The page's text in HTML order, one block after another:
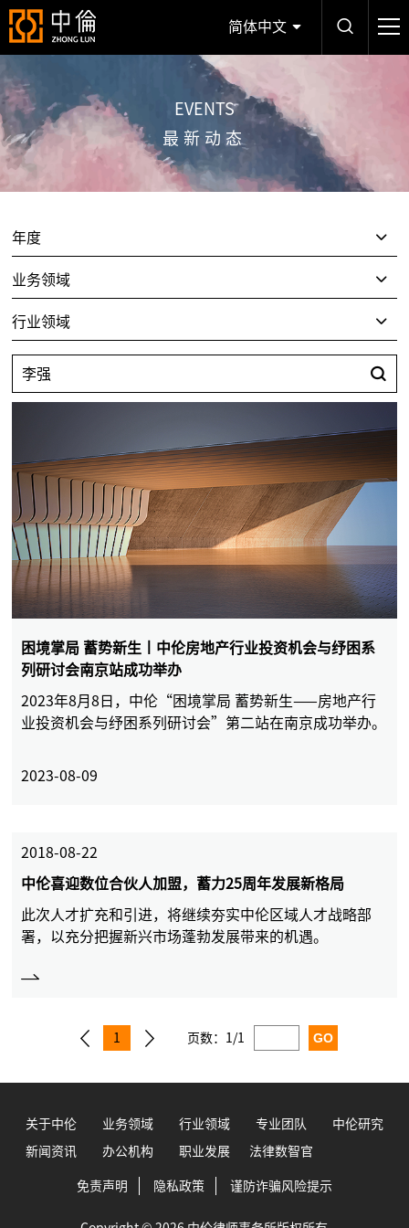
简体中文
EVENTS
最新动态
年度
业务领域
行业领域
困境掌局 蓄势新生丨中伦房地产行业投资机会与纾困系
列研讨会南京站成功举办
2023年8月8日，中伦“困境掌局 蓄势新生——房地产行
业投资机会与纾困系列研讨会”第二站在南京成功举办。
2023-08-09
2018-08-22
中伦喜迎数位合伙人加盟，蓄力25周年发展新格局
此次人才扩充和引进，将继续夯实中伦区域人才战略部
署，以充分把握新兴市场蓬勃发展带来的机遇。
1 页数： 1/1
关于中伦 业务领域 行业领域 专业团队 中伦研究
新闻资讯 办公机构 职业发展 法律数智官
免责声明 隐私政策 谨防诈骗风险提示